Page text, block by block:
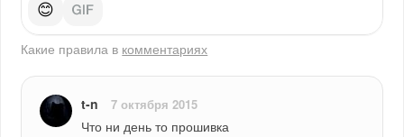
😊
Какие правила в комментариях
t-n 7 октября 2015
Что ни день то прошивка